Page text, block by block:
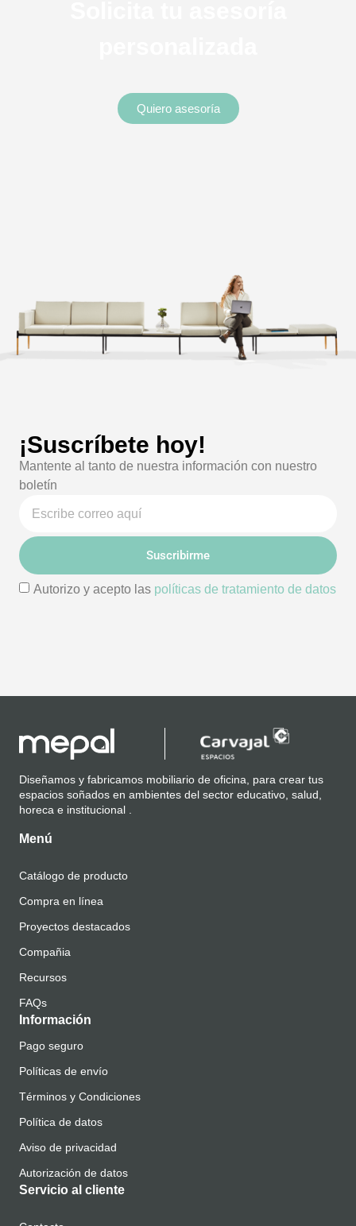
Quiero asesoría
¡Suscríbete hoy!
Mantente al tanto de nuestra información con nuestro
boletín
Autorizo y acepto las políticas de tratamiento de datos
Suscribirme
Diseñamos y fabricamos mobiliario de oficina, para crear tus
espacios soñados en ambientes del sector educativo, salud,
horeca e institucional .
Menú
Catálogo de producto
Compra en línea
Proyectos destacados
Compañia
Recursos
FAQs
Información
Pago seguro
Políticas de envío
Términos y Condiciones
Política de datos
Aviso de privacidad
Autorización de datos
Servicio al cliente